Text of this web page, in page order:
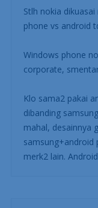
Stlh nokia
phone vs android
Windows phone
corporate,
Klo sama2 pakai
dibanding
mahal, desainnya
samsung+android
merk2 lain.